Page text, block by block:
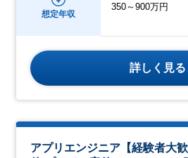
想定年収
350～900万円
詳しく見る
アプリエンジニア【経験者大